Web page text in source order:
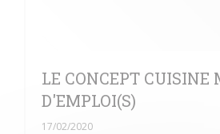
LE CONCEPT CUISINE
D'EMPLOI(S)
17/02/2020